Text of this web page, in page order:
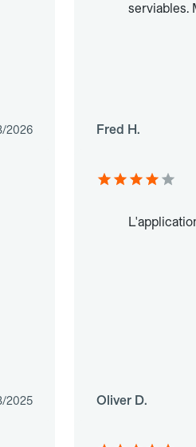
2026
serviables.
Fred H.
2025 Oliver D.